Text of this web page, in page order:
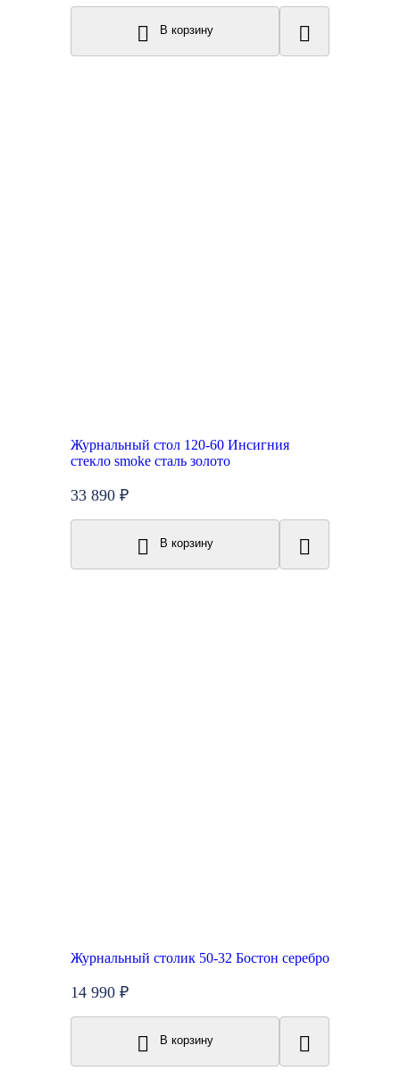
В корзину
Журнальный стол 120-60 Инсигния
стекло smoke сталь золото
33 890 ₽
В корзину
Журнальный столик 50-32 Бостон серебро
14 990 ₽
В корзину